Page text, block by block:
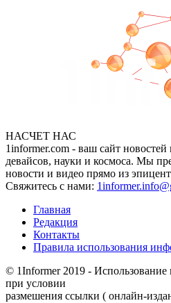
НАСЧЕТ НАС
1informer.com - ваш сайт
девайсов, науки и космоса. Мы
новости и видео прямо из
Свяжитесь с нами:
Главная
Редакция
Контакты
Правила использования
© 1Informer 2019 - Использование
при условии
размешения ссылки ( онлайн-